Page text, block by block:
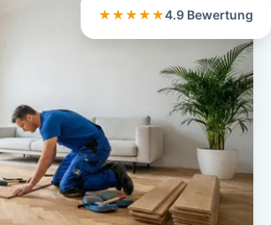
★★★★★4.9 Bewertung